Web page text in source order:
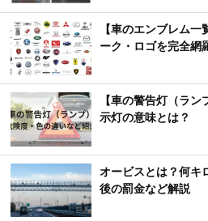
【車のエンブレム
ーク・ロゴを完全網
【車の警告灯（ラ
示灯の意味とは？
オービスとは？何キ
後の罰金など解説